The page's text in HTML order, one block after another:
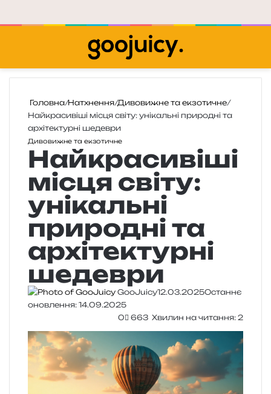
Головна/Натхнення/Дивовижне та екзотичне/
Найкрасивіші місця світу: унікальні природні та
архітектурні шедеври
Дивовижне та екзотичне
Найкрасивіші
місця світу:
унікальні
природні та
архітектурні
шедеври
GooJuicy12.03.2025Останнє
оновлення: 14.09.2025
0
663 Хвилин на читання: 2